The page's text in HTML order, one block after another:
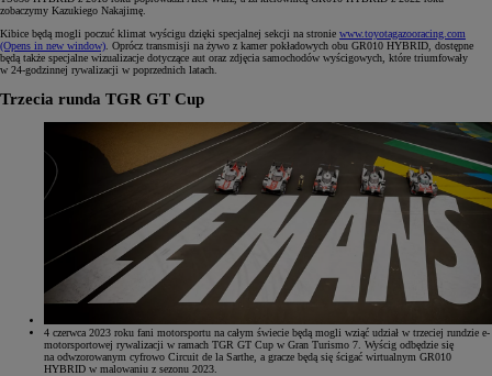
zobaczymy Kazukiego Nakajimę.
Kibice będą mogli poczuć klimat wyścigu dzięki specjalnej sekcji na stronie www.toyotagazooracing.com
(Opens in new window) . Oprócz transmisji na żywo z kamer pokładowych obu GR010 HYBRID, dostępne
będą także specjalne wizualizacje dotyczące aut oraz zdjęcia samochodów wyścigowych, które triumfowały
w 24-godzinnej rywalizacji w poprzednich latach.
Trzecia runda TGR GT Cup
4 czerwca 2023 roku fani motorsportu na całym świecie będą mogli wziąć udział w trzeciej rundzie e-
motorsportowej rywalizacji w ramach TGR GT Cup w Gran Turismo 7. Wyścig odbędzie się
na odwzorowanym cyfrowo Circuit de la Sarthe, a gracze będą się ścigać wirtualnym GR010
HYBRID w malowaniu z sezonu 2023.